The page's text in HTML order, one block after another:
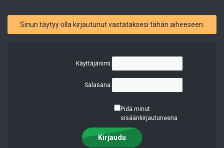
Sinun täytyy olla kirjautunut vastataksesi tähän aiheeseen.
Käyttäjänimi:
Salasana:
Pidä minut
sisäänkirjautuneena
Kirjaudu